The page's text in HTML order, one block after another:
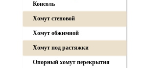
Консоль
Хомут стеновой
Хомут обжимной
Хомут под растяжки
Опорный хомут перекрытия